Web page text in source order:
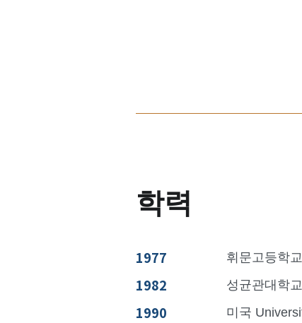
학력
1977 휘문고등학
1982 성균관대학
1990 미국